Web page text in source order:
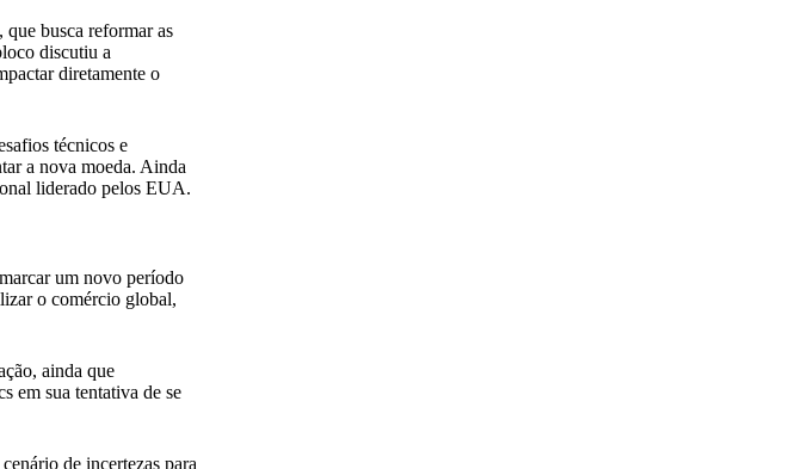
busca reformar as
discutiu a
diretamente o
técnicos e
a nova moeda. Ainda
liderado pelos EUA.
um novo período
o comércio global,
ainda que
em sua tentativa de se
de incertezas para